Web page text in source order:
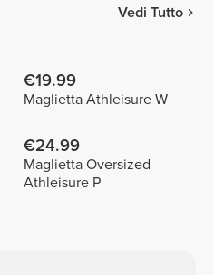
Vedi Tutto
€19.99
Maglietta Athleisure W
€24.99
Maglietta Oversized
Athleisure P